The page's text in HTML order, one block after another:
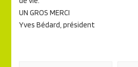
UN GROS MERCI
Yves Bédard, président